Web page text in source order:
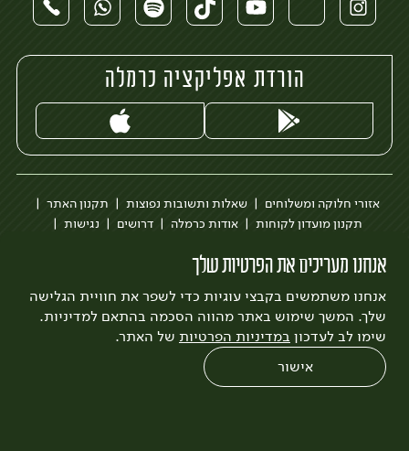
אנחנו מעריכים את הפרטיות שלך
אנחנו משתמשים בקבצי עוגיות כדי לשפר את חוויית הגלישה
שלך. המשך שימוש באתר מהווה הסכמה בהתאם למדיניות.
שימו לב לעדכון במדיניות הפרטיות של האתר.
אישור
הורדת אפליקציה כרמלה
אזורי חלוקה ומשלוחים שאלות ותשובות נפוצות
תקנון האתר
תקנון מועדון לקוחות
אודות כרמלה דרושים
נגישות
לצפייה בעדכון מדיניות פרטיות
עיצוב:3bears פיתוח:Quatro